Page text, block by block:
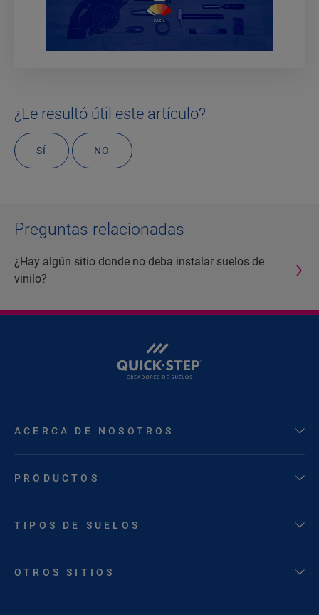
¿Le resultó útil este artículo?
SÍ NO
Preguntas relacionadas
¿Hay algún sitio donde no deba instalar suelos de
vinilo?
ACERCA DE NOSOTROS
PRODUCTOS
TIPOS DE SUELOS
OTROS SITIOS